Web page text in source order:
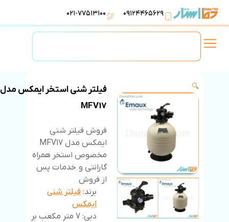
۰۹۱۲۴۴۶۵۶۲۹ ۰۲۱-۷۷۵۱۳۱۰۰
🔍
فیلتر شنی استخر ایمکس مدل
MFV17
فروش فیلتر شنی
ایمکس مدل MFV17
مخصوص استخر همراه
گارانتی و خدمات پس
از فروش
برند:فیلتر شنی
ایمکس
دبی: 7 متر مکعب بر